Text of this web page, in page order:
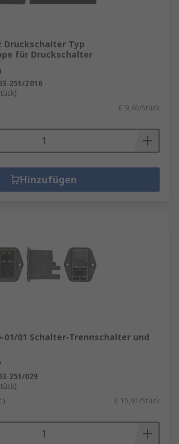
Druckschalter Typ
für Druckschalter
251/Z016
€ 9,46/Stück
Hinzufügen
01/01 Schalter-Trennschalter und
251/029
€ 15,91/Stück